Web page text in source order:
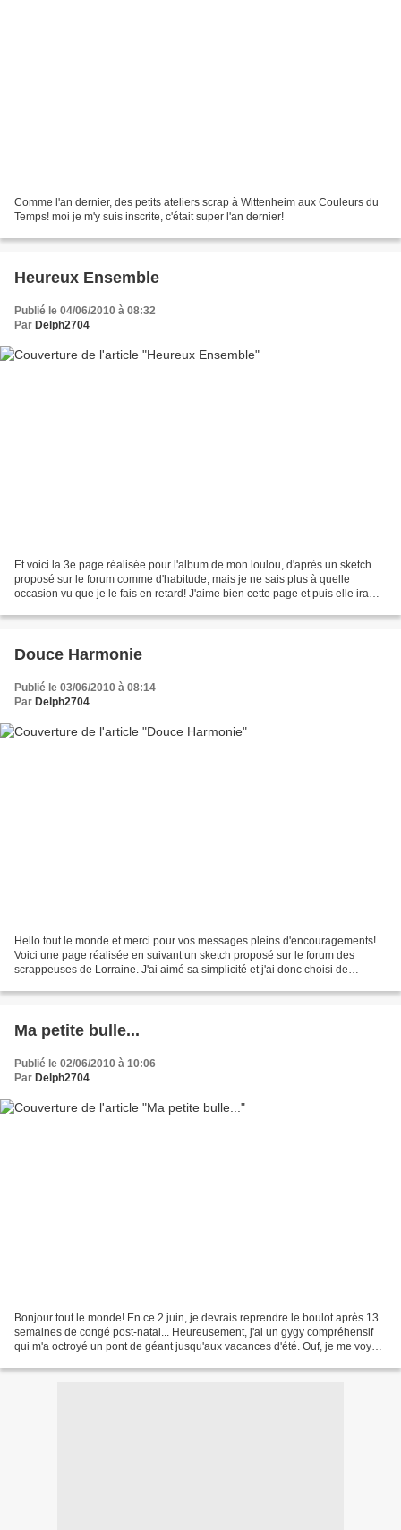
Comme l'an dernier, des petits ateliers scrap à Wittenheim aux Couleurs du
Temps! moi je m'y suis inscrite, c'était super l'an dernier!
Heureux Ensemble
Publié le 04/06/2010 à 08:32
Par Delph2704
Et voici la 3e page réalisée pour l'album de mon loulou, d'après un sketch
proposé sur le forum comme d'habitude, mais je ne sais plus à quelle
occasion vu que je le fais en retard! J'aime bien cette page et puis elle ira
Douce Harmonie
Publié le 03/06/2010 à 08:14
Par Delph2704
Hello tout le monde et merci pour vos messages pleins d'encouragements!
Voici une page réalisée en suivant un sketch proposé sur le forum des
scrappeuses de Lorraine. J'ai aimé sa simplicité et j'ai donc choisi de
Ma petite bulle...
Publié le 02/06/2010 à 10:06
Par Delph2704
Bonjour tout le monde! En ce 2 juin, je devrais reprendre le boulot après 13
semaines de congé post-natal... Heureusement, j'ai un gygy compréhensif
qui m'a octroyé un pont de géant jusqu'aux vacances d'été. Ouf, je me voyais